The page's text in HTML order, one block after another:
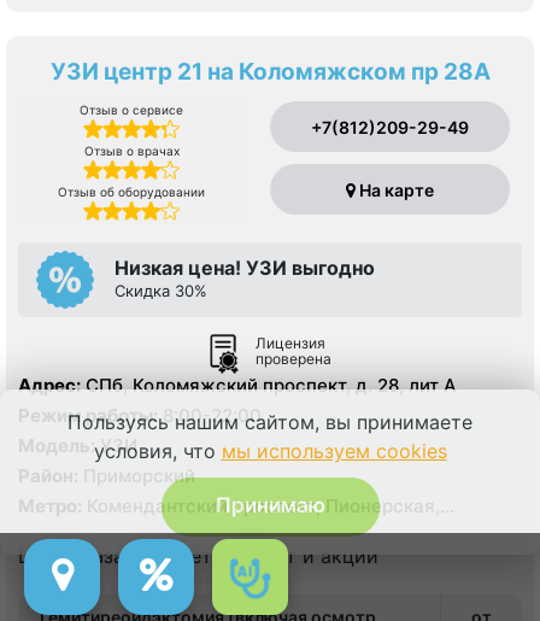
УЗИ центр 21 на Коломяжском пр 28А
Отзыв о сервисе
Отзыв о врачах
Отзыв об оборудовании
+7(812)209-29-49
На карте
Низкая цена! УЗИ выгодно
Скидка 30%
Лицензия
проверена
Адрес: СПб, Коломяжский проспект, д. 28, лит А
Режим работы:8:00-22:00
Модель:УЗИ
Район: Приморский
Метро: Комендантский проспект, Пионерская,
Удельная
Цена указана с учетом льгот и акции
Гемитиреоидэктомия (включая осмотр от
Пользуясь нашим сайтом, вы принимаете
условия, что мы используем cookies
Принимаю